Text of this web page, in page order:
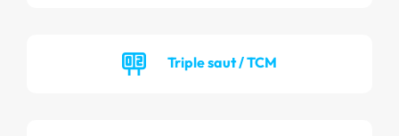
Triple saut / TCM